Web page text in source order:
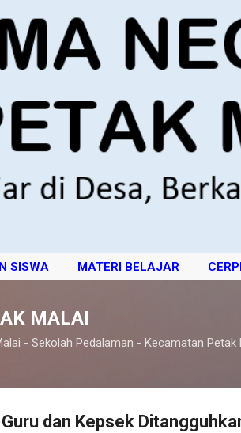
SISWA MATERI BELAJAR
Langsung ke konten
MALAI
- Sekolah Pedalaman - Kecamatan
dan Kepsek